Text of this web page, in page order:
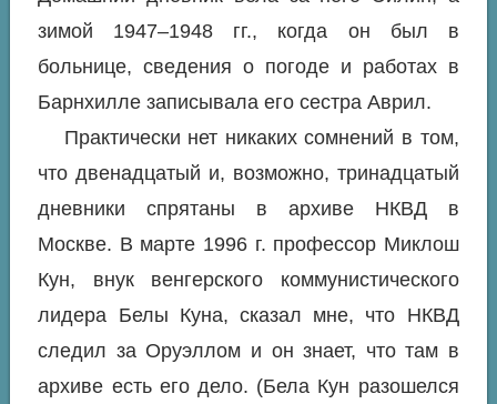
зимой 1947–1948 гг., когда он был в
больнице, сведения о погоде и работах в
Барнхилле записывала его сестра Аврил.
Практически нет никаких сомнений в том,
что двенадцатый и, возможно, тринадцатый
дневники спрятаны в архиве НКВД в
Москве. В марте 1996 г. профессор Миклош
Кун, внук венгерского коммунистического
лидера Белы Куна, сказал мне, что НКВД
следил за Оруэллом и он знает, что там в
архиве есть его дело. (Бела Кун разошелся